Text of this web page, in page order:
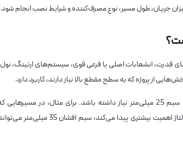
قدرت، انشعابات اصلی یا فرعی قوی، سیستم‌های ارتینگ،
از پروژه که به سطح مقطع بالا نیاز دارند، کاربرد دارد.
این سیم زمانی انتخاب می‌شود که مدار به ظرفیت بیشتری نسبت به سیم 25 میلی‌متر نیاز داشته باشد. برای مثال، در مسیرهایی
مصرف‌کننده جریان بالاتری دارد، طول مسیر بیشتر است یا کنترل افت ولتاژ اهمیت بیشتری پیدا می‌کند، سیم افشان 35